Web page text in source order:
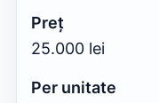
25.000 lei